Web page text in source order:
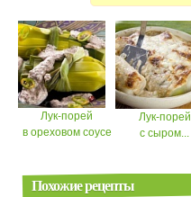
Лук-порей
в ореховом соусе
Лук-порей
с сыром...
Похожие рецепты